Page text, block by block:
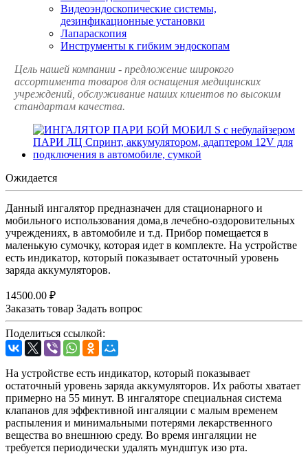
Видеоэндоскопические системы,
дезинфикационные установки
Лапараскопия
Инструменты к гибким эндоскопам
Цель нашей компании - предложение широкого
ассортимента товаров для оснащения медицинских
учреждений, обслуживание наших клиентов по высоким
стандартам качества.
Ожидается
Данный ингалятор предназначен для стационарного и
мобильного использования дома,в лечебно-оздоровительных
учреждениях, в автомобиле и т.д. Прибор помещается в
маленькую сумочку, которая идет в комплекте. На устройстве
есть индикатор, который показывает остаточный уровень
заряда аккумуляторов.
14500.00 ₽
Заказать товар Задать вопрос
Поделиться ссылкой:
На устройстве есть индикатор, который показывает
остаточный уровень заряда аккумуляторов. Их работы хватает
примерно на 55 минут. В ингаляторе специальная система
клапанов для эффективной ингаляции с малым временем
распыления и минимальными потерями лекарственного
вещества во внешнюю среду. Во время ингаляции не
требуется периодически удалять мундштук изо рта.